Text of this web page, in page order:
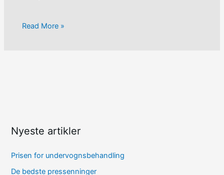
Read More »
Nyeste artikler
Prisen for undervognsbehandling
De bedste pressenninger